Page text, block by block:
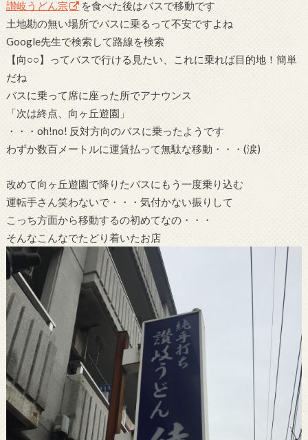
讃岐うどん宗
を食べた後はバスで移動です
土地勘の無い場所でバスに乗るって不安ですよね
Google先生で検索して路線を検索
【向○○】ってバスで行ける見たい、これに乗れば目的地！簡単
だね
バスに乗って席に座った所でアナウンス
「次は終点、向ヶ丘遊園」
・・・oh!no! 反対方向のバスに乗ったようです
わずか数百メートルに運賃払って無駄な移動・・・(涙)
改めて向ヶ丘遊園で降りたバスにもう一度乗り込む
運転手さん笑わないで・・・気付かない振りして
こっち方面から移動するの初めてなの・・・
そんなこんなでたどり着いたお店